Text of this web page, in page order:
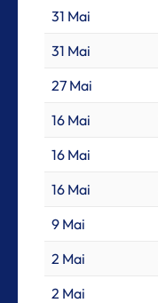
31 Mai
31 Mai
27 Mai
16 Mai
16 Mai
16 Mai
9 Mai
2 Mai
2 Mai